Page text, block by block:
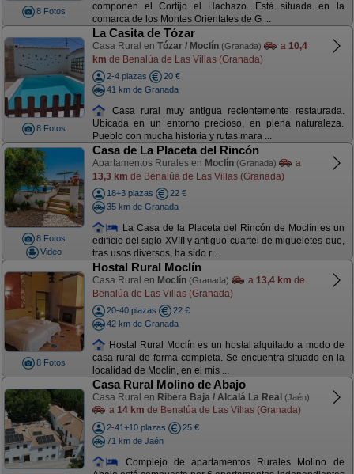
8 Fotos
componen el Cortijo el Hachazo. Está situada en la
comarca de los Montes Orientales de G ...
8 Fotos
La Casita de Tózar
Casa Rural en Tózar / Moclín (Granada) a 10,4
km de Benalúa de Las Villas (Granada)
2-4 plazas
20 €
41 km de Granada
Casa rural muy antigua recientemente restaurada.
Ubicada en un entorno precioso, en plena naturaleza.
Pueblo con mucha historia y rutas mara ...
8 Fotos
Video
Casa de La Placeta del Rincón
Apartamentos Rurales en Moclín (Granada)
a
13,3 km de Benalúa de Las Villas (Granada)
18+3 plazas
22 €
35 km de Granada
La Casa de la Placeta del Rincón de Moclín es un
edificio del siglo XVIII y antiguo cuartel de migueletes que,
tras usos diversos, ha sido r ...
8 Fotos
Hostal Rural Moclín
Casa Rural en Moclín (Granada) a 13,4 km de
Benalúa de Las Villas (Granada)
20-40 plazas
22 €
42 km de Granada
Hostal Rural Moclín es un hostal alquilado a modo de
casa rural de forma completa. Se encuentra situado en la
localidad de Moclín, en el mis ...
Casa Rural Molino de Abajo
Casa Rural en Ribera Baja / Alcalá La Real (Jaén)
a 14 km de Benalúa de Las Villas (Granada)
2-41+10 plazas
25 €
71 km de Jaén
Complejo de apartamentos Rurales Molino de